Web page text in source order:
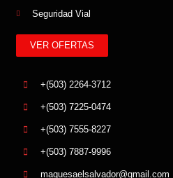
Seguridad Vial
VER OFERTAS
+(503) 2264-3712
+(503) 7225-0474
+(503) 7555-8227
+(503) 7887-9996
maquesaelsalvador@gmail.com